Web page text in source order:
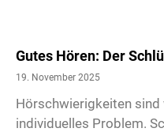
Gutes Hören: Der
19. November 2025
Hörschwierigkeiten sind
individuelles Problem.